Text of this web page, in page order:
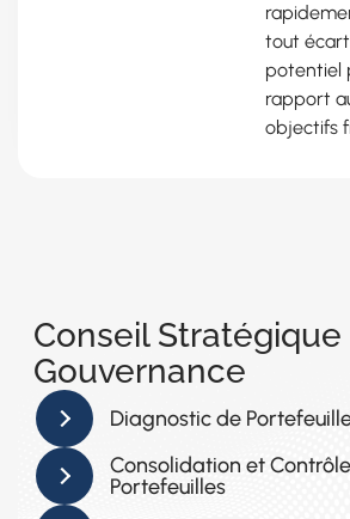
tout écart
potentiel
rapport
objectifs
Conseil
Gouvernance
Diagnostic de
Consolidation et
Portefeuilles